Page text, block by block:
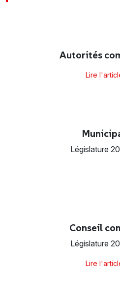
Autorités
Lire
Législature
Conseil
Législature
Lire